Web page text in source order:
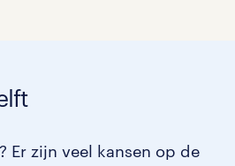
Er zijn veel kansen op de